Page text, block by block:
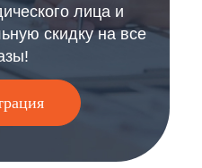
лица и
скидку на все